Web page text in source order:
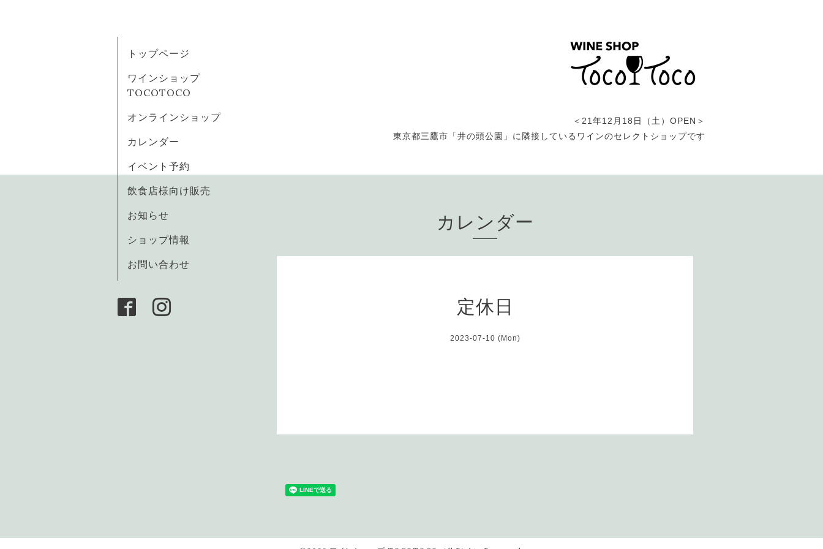
＜21年12月18日（土）OPEN＞
東京都三鷹市「井の頭公園」に隣接しているワインのセレクトショップです
トップページ
ワインショップ
TOCOTOCO
オンラインショップ
カレンダー
イベント予約
飲食店様向け販売
お知らせ
ショップ情報
お問い合わせ
カレンダー
定休日
2023-07-10 (Mon)